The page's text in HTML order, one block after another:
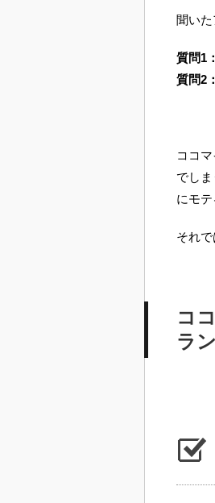
聞いた
質問1
質問2
ココ
でし
にモ
それ
コ
ラ